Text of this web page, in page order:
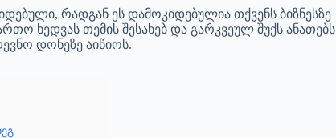
რადგან ეს დამოკიდებულია თქვენს ბიზნესზე
ხედვას თემის შესახებ და გარკვეულ შუქს ანათებს
დონეზე აიწიოს.